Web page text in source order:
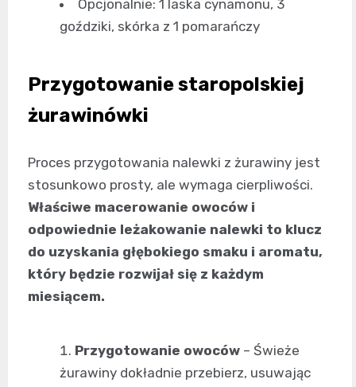
Opcjonalnie: 1 laska cynamonu, 3
goździki, skórka z 1 pomarańczy
Przygotowanie staropolskiej
żurawinówki
Proces przygotowania nalewki z żurawiny jest
stosunkowo prosty, ale wymaga cierpliwości.
Właściwe macerowanie owoców i
odpowiednie leżakowanie nalewki to klucz
do uzyskania głębokiego smaku i aromatu,
który będzie rozwijał się z każdym
miesiącem.
Przygotowanie owoców – Świeże
żurawiny dokładnie przebierz, usuwając